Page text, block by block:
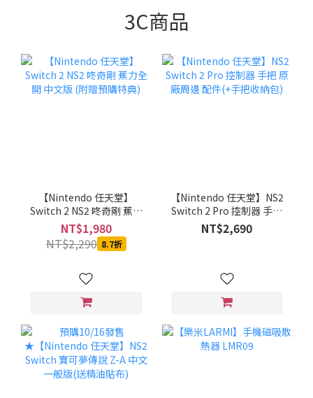
3C商品
【Nintendo 任天堂】
Switch 2 NS2 咚奇剛 蕉力
全開 中文版 (附贈預購特
典)
NT$1,980
NT$2,290 8.7折
【Nintendo 任天堂】NS2
Switch 2 Pro 控制器 手把
原廠周邊 配件(+手把收納
包)
NT$2,690